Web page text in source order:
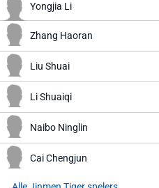
Yongjia Li
Zhang Haoran
Liu Shuai
Li Shuaiqi
Naibo Ninglin
Cai Chengjun